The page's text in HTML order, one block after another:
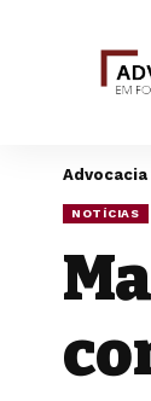
Advocacia
NOTÍCIAS